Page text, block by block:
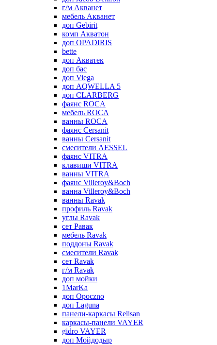
г/м Акванет
мебель Акванет
доп Gebirit
комп Акватон
доп OPADIRIS
bette
доп Акватек
доп бас
доп Viega
доп AQWELLA 5
доп CLARBERG
фаянс ROCA
мебель ROCA
ванны ROCA
фаянс Cersanit
ванны Cersanit
смесители AESSEL
фаянс VITRA
клавиши VITRA
ванны VITRA
фаянс Villeroy&Boch
ванна Villeroy&Boch
ванны Ravak
профиль Ravak
углы Ravak
сет Равак
мебель Ravak
поддоны Ravak
смесители Ravak
сет Ravak
г/м Ravak
доп мойки
1MarKa
доп Opoczno
доп Laguna
панели-каркасы Relisan
каркасы-панели VAYER
gidro VAYER
доп Мойдодыр